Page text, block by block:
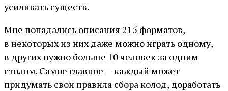
усиливать существ.
Мне попадались описания 215 форматов,
в некоторых из них даже можно играть одному,
в других нужно больше 10 человек за одним
столом. Самое главное — каждый может
придумать свои правила сбора колод, доработать